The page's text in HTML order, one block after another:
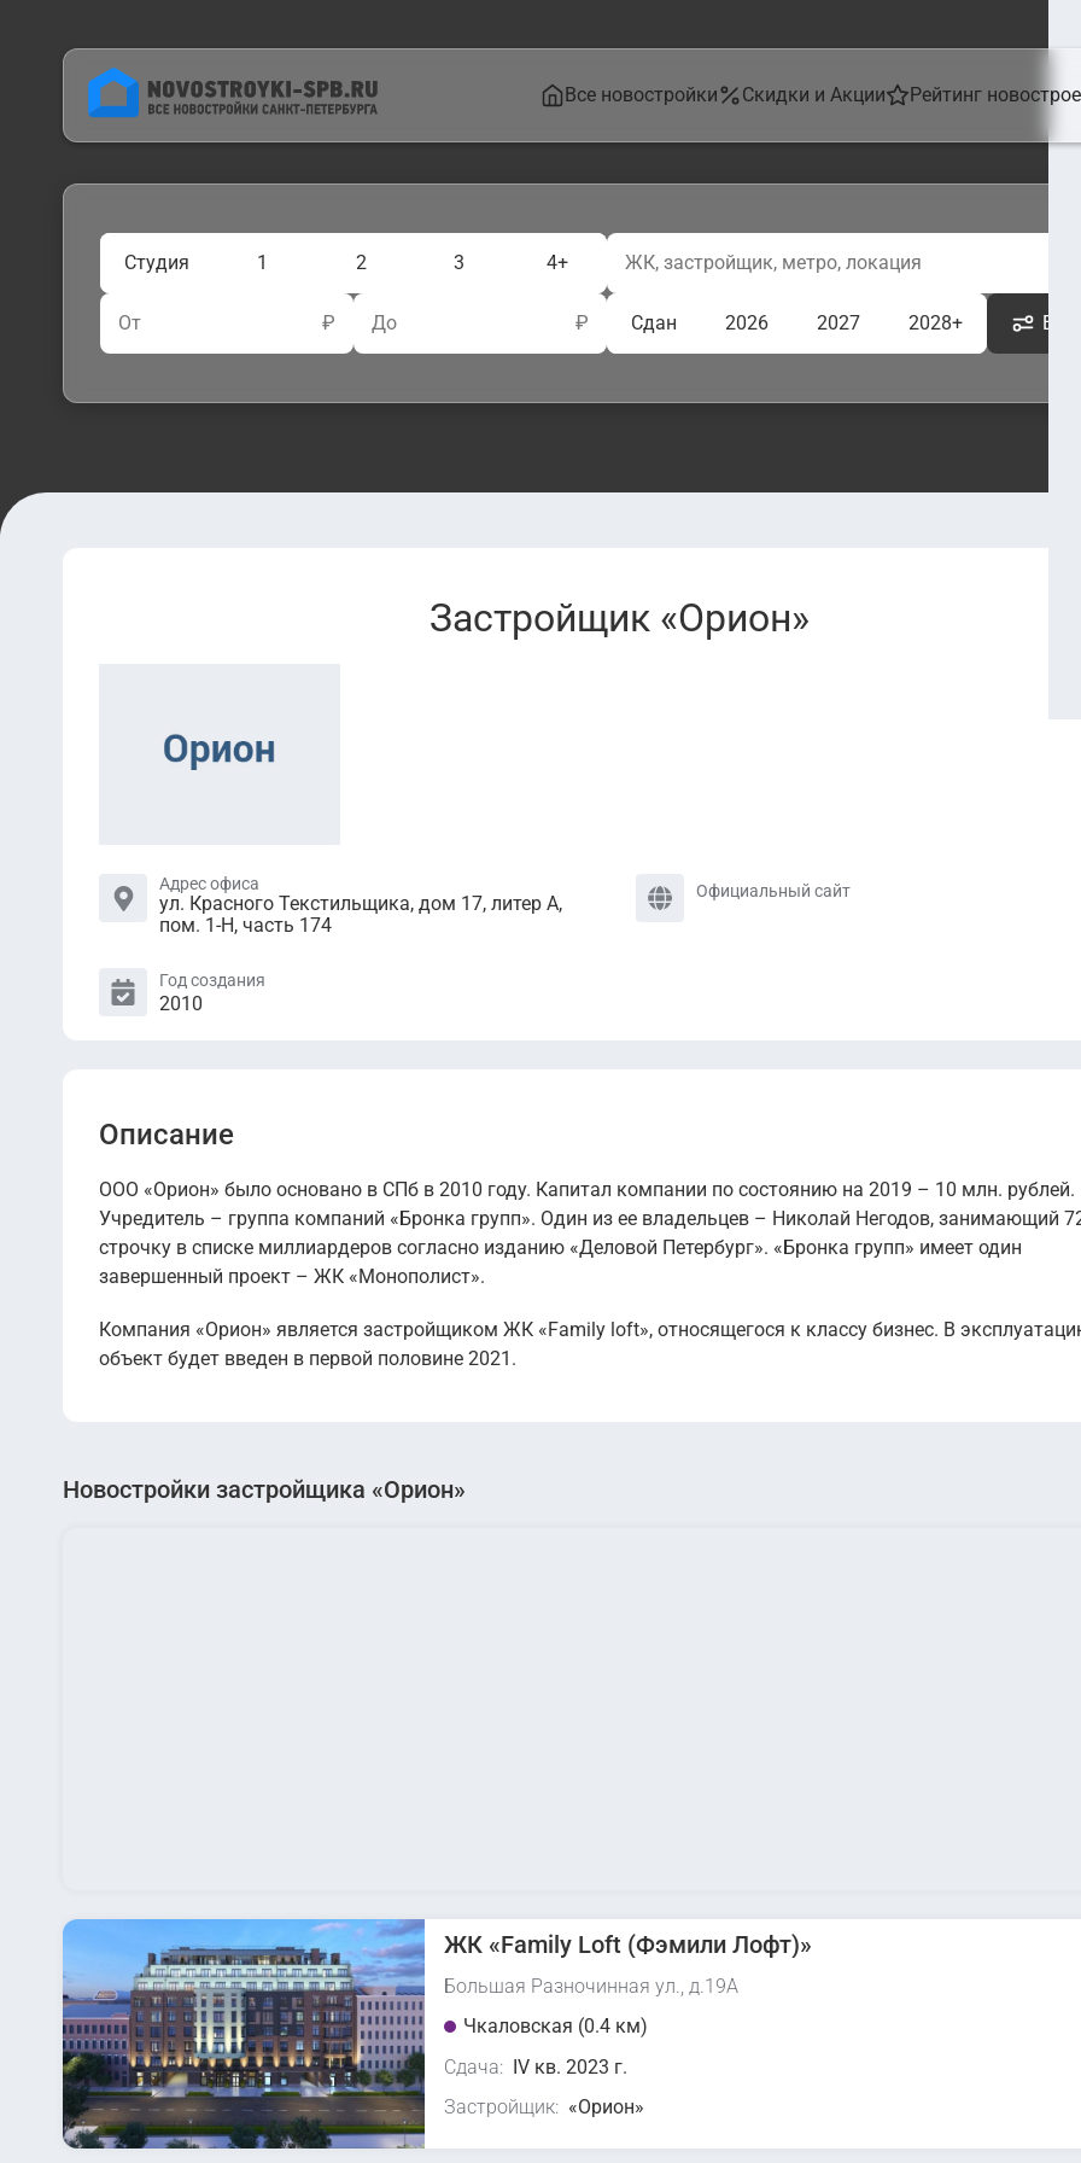
Все новостройки Скидки и Акции Рейтинг
Студия 1 2 3 4+
От ₽ До ₽ Сдан 2026 2027 2028+
Застройщик «Орион»
Адрес офиса
ул. Красного Текстильщика, дом 17, литер А,
пом. 1-Н, часть 174
Официальный сайт
Год создания
2010
Описание
ООО «Орион» было основано в СПб в 2010 году. Капитал компании по состоянию на 2019 – 10 млн. рублей.
Учредитель – группа компаний «Бронка групп». Один из ее владельцев – Николай Негодов, занимающий
строчку в списке миллиардеров согласно изданию «Деловой Петербург». «Бронка групп» имеет один
завершенный проект – ЖК «Монополист».
Компания «Орион» является застройщиком ЖК «Family loft», относящегося к классу бизнес. В
объект будет введен в первой половине 2021.
Новостройки застройщика «Орион»
ЖК «Family Loft (Фэмили Лофт)»
Большая Разночинная ул., д.19А
Чкаловская (0.4 км)
Сдача: IV кв. 2023 г.
Застройщик: «Орион»